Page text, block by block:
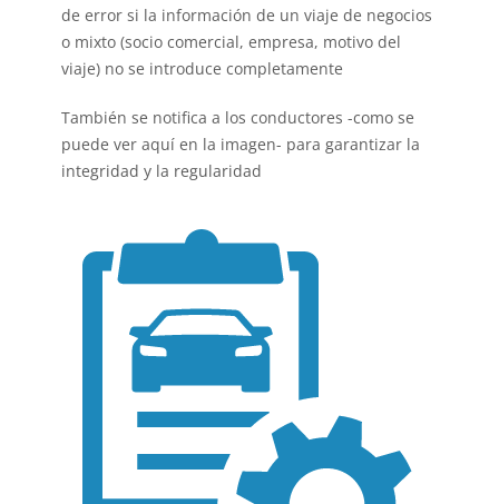
de error si la información de un viaje de negocios
o mixto (socio comercial, empresa, motivo del
viaje) no se introduce completamente
También se notifica a los conductores -como se
puede ver aquí en la imagen- para garantizar la
integridad y la regularidad